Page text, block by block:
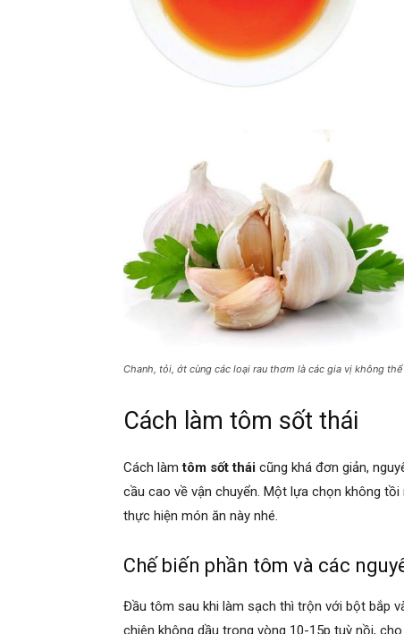
Chanh, tỏi, ớt cùng các loại rau thơm là các gia vị không
Cách làm tôm sốt thái
Cách làmtôm sốt thái cũng khá đơn giản,
cầu cao về vận chuyển. Một lựa chọn không
thực hiện món ăn này nhé.
Chế biến phần tôm và các
Đầu tôm sau khi làm sạch thì trộn với bột bắp
chiên không dầu trong vòng 10-15p tuỳ nồi,